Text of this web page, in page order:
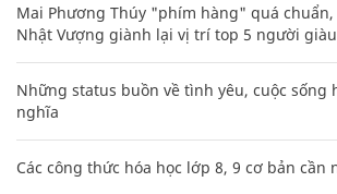
Mai Phương Thúy "phím hàng" quá chuẩn,
Nhật Vượng giành lại vị trí top 5 người
Những status buồn về tình yêu, cuộc sống
nghĩa
Các công thức hóa học lớp 8, 9 cơ bản cần